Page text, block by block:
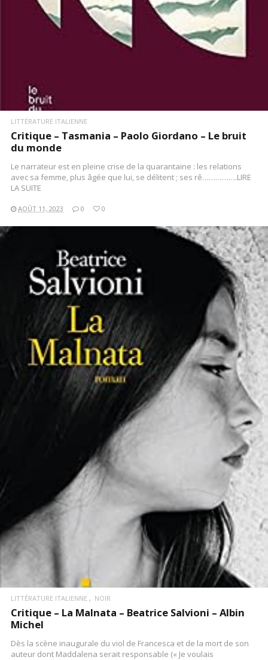
LITTÉRATURE ITALIENNE
Critique – Tasmania – Paolo Giordano – Le bruit
du monde
Le narrateur est en pleine crise de la quarantaine : les relations
avec sa femme, plus âgée que lui, se délitent ; ses rê…………….LIRE
LA SUITE
AOÛT 11, 2023 0 0
LIRE LA SUITE
LITTÉRATURE ITALIENNE NOIR
Critique – La Malnata – Beatrice Salvioni – Albin
Michel
Dès la scène inaugurale du viol de Francesca et de la mort de son
auteur dont Maddalena serait responsable (« Je voulais